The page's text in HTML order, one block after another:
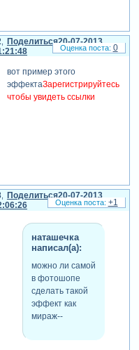
Поделиться20-07-2013
вот пример этого
эффектаЗарегистрируйтесь,
чтобы увидеть ссылки
0
Поделиться20-07-2013
наташечка
написал(а):
можно ли самой
в фотошопе
сделать такой
эффект как
мираж--
+1